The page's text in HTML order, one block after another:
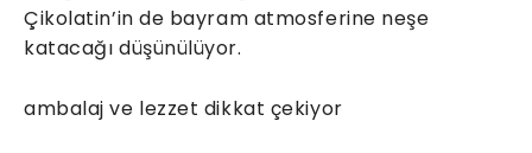
Çikolatin’in de bayram atmosferine neşe
katacağı düşünülüyor.
ambalaj ve lezzet dikkat çekiyor